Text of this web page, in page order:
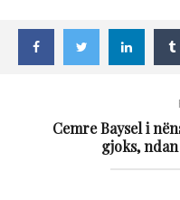
Cemre Baysel i
gjoks,